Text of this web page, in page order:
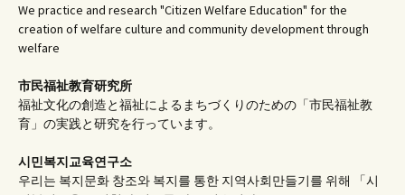
We practice and research "Citizen Welfare Education" for the
creation of welfare culture and community development through
welfare
市民福祉教育研究所
福祉文化の創造と福祉によるまちづくりのための「市民福祉教
育」の実践と研究を行っています。
시민복지교육연구소
우리는 복지문화 창조와 복지를 통한 지역사회만들기를 위해 「시